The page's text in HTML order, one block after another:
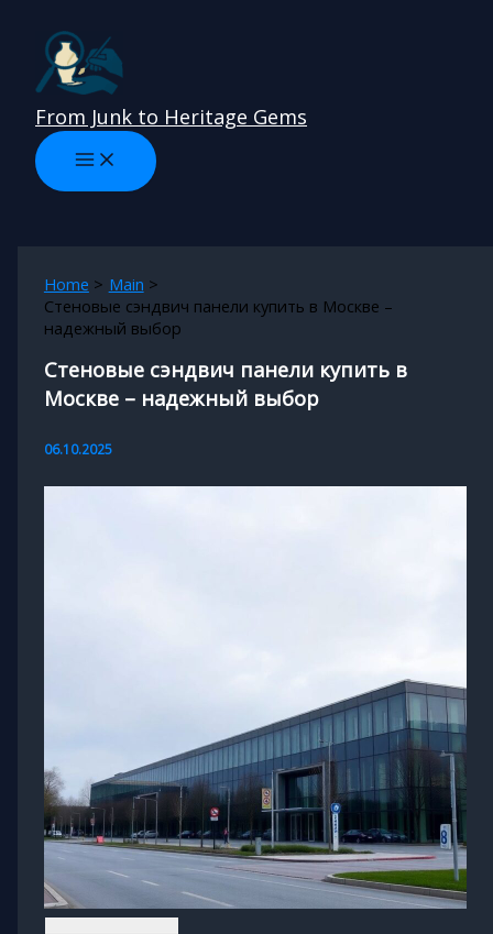
content
From Junk to Heritage Gems
Home
Main
Стеновые сэндвич панели купить в Москве –
надежный выбор
Стеновые сэндвич панели купить в
Москве – надежный выбор
06.10.2025